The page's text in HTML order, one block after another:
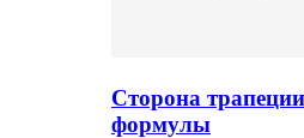
Сторона
формулы